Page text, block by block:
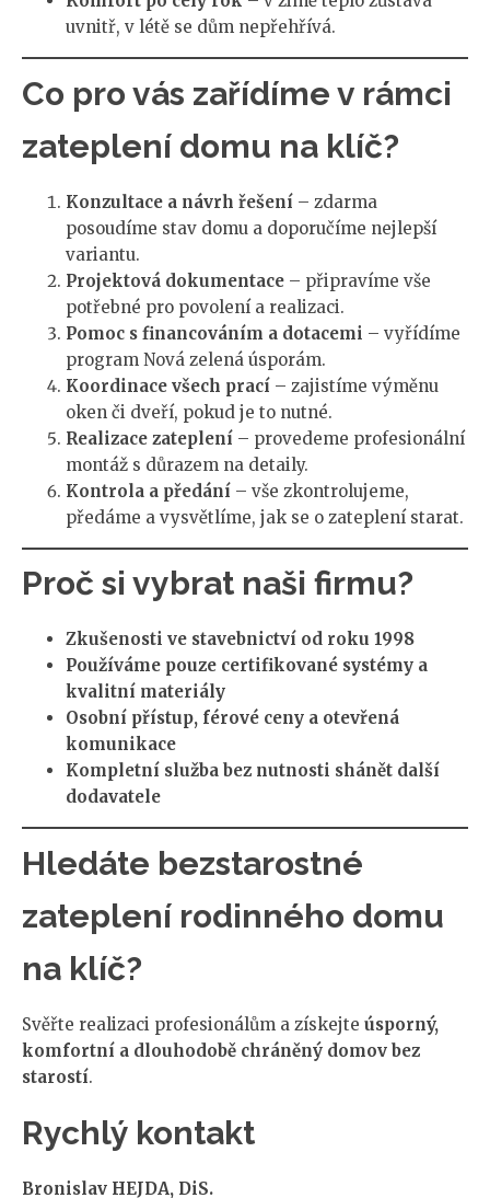
uvnitř, v létě se dům nepřehřívá.
Co pro vás zařídíme v rámci
zateplení domu na klíč?
Konzultace a návrh řešení – zdarma
posoudíme stav domu a doporučíme nejlepší
variantu.
Projektová dokumentace – připravíme vše
potřebné pro povolení a realizaci.
Pomoc s financováním a dotacemi – vyřídíme
program Nová zelená úsporám.
Koordinace všech prací – zajistíme výměnu
oken či dveří, pokud je to nutné.
Realizace zateplení – provedeme profesionální
montáž s důrazem na detaily.
Kontrola a předání – vše zkontrolujeme,
předáme a vysvětlíme, jak se o zateplení starat.
Proč si vybrat naši firmu?
Zkušenosti ve stavebnictví od roku 1998
Používáme pouze certifikované systémy a
kvalitní materiály
Osobní přístup, férové ceny a otevřená
komunikace
Kompletní služba bez nutnosti shánět další
dodavatele
Hledáte bezstarostné
zateplení rodinného domu
na klíč?
Svěřte realizaci profesionálům a získejte úsporný,
komfortní a dlouhodobě chráněný domov bez
starostí.
Rychlý kontakt
Bronislav HEJDA, DiS.